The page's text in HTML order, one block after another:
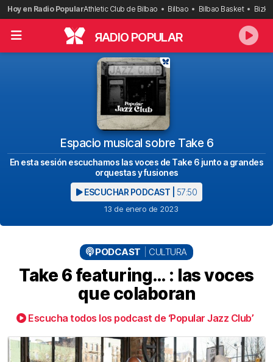
Saltar
al
contenido
Hoy en Radio PopularAthletic Club de Bilbao Bilbao Bilbao Basket
RADIO POPULAR
Espacio musical sobre Take 6
En esta sesión escuchamos las voces de Take 6 junto a grandes
orquestas y fusiones
ESCUCHAR PODCAST | 57:50
13 de enero de 2023
PODCAST CULTURA
Take 6 featuring… : las voces
que colaboran
Escucha todos los podcast de ‘Popular Jazz Club’